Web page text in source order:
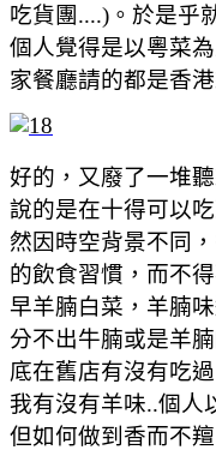
吃貨團....)。於是乎
個人覺得是以粵菜
家餐廳請的都是香
好的，又廢了一堆
說的是在十得可以
然因時空背景不同
的飲食習慣，而不
早羊腩白菜，羊腩
分不出牛腩或是羊腩
底在舊店有沒有吃
我有沒有羊味..個人
但如何做到香而不